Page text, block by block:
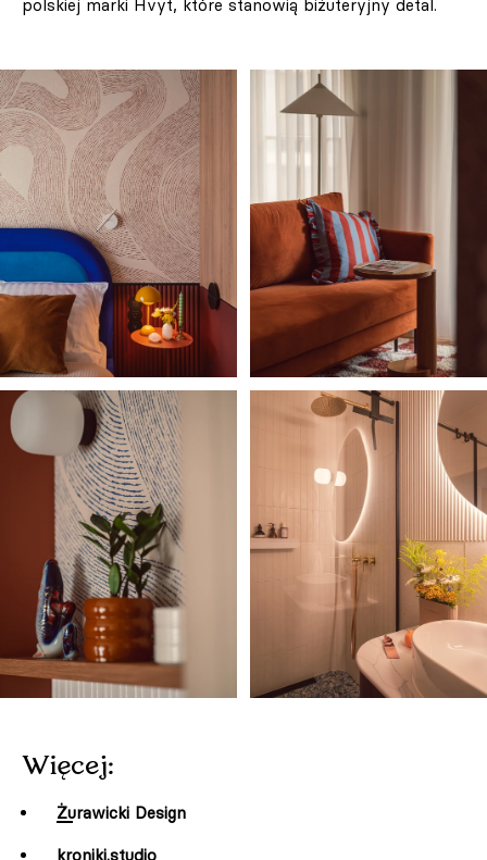
polskiej marki Hvyt, które stanowią biżuteryjny detal.
Więcej:
Żurawicki Design
kroniki.studio